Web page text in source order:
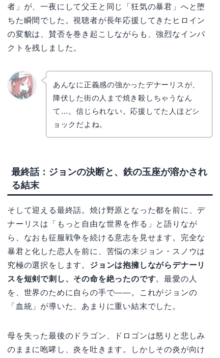
者」が、一夜にして父王と同じ「狂気の暴君」へと堕
ちた瞬間でした。視聴者が長年応援してきたヒロイン
の変貌は、賛否を巻き起こしながらも、強烈なインパ
クトを残しました。
あんなに正義感の強かったデナーリスが、
降伏した街の人まで焼き殺しちゃうなん
て…。信じられない。応援してた人ほどシ
ョックだよね。
最終話：ジョンの決断と、鉄の玉座が溶かされ
る結末
そして迎える最終話。焼け野原となった都を前に、デ
ナーリスは「もっと自由な世界を作る」と語りなが
ら、なおも征服戦争を続ける意志を見せます。完全な
暴君と化した恋人を前に、苦悩の末ジョン・スノウは
究極の選択をします。 ジョンは抱擁しながらデナーリ
スを短剣で刺し、その命を絶ったのです。最愛の人
を、世界のために自らの手で――。これがジョンの
「血統」が導いた、あまりに重い結末でした。
母を失った最後のドラゴン、ドロゴンは怒りと悲しみ
のままに咆哮し、炎を吐きます。しかしその炎が向け